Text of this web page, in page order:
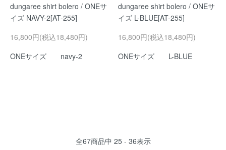
dungaree shirt bolero / ONEサ
イズ NAVY-2[AT-255]
16,800円(税込18,480円)
ONEサイズ navy-2
dungaree shirt bolero / ONEサ
イズ L-BLUE[AT-255]
16,800円(税込18,480円)
ONEサイズ L-BLUE
全67商品中 25 - 36表示